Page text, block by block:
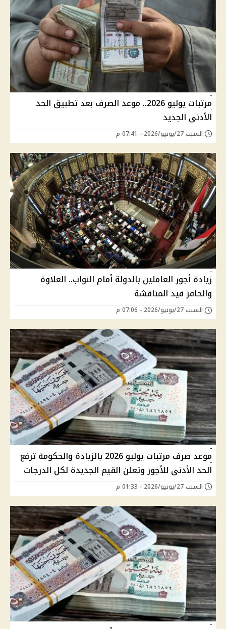
مرتبات يوليو 2026.. موعد الصرف بعد تطبيق الحد
الأدنى الجديد
السبت 27/يونيو/2026 - 07:41 م
زيادة أجور العاملين بالدولة أمام النواب.. العلاوة
والحافز قيد المناقشة
السبت 27/يونيو/2026 - 07:06 م
موعد صرف مرتبات يوليو 2026 بالزيادة والحكومة ترفع
الحد الأدنى للأجور وتعلن القيم الجديدة لكل الدرجات
السبت 27/يونيو/2026 - 01:33 م